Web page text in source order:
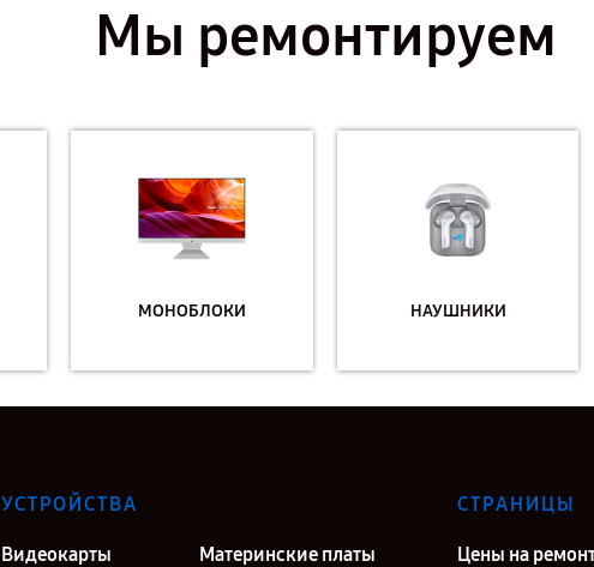
Мы ремонтируем
МОНОБЛОКИ НАУШНИКИ
УСТРОЙСТВА
Видеокарты Материнские платы
СТРАНИЦЫ
Цены на